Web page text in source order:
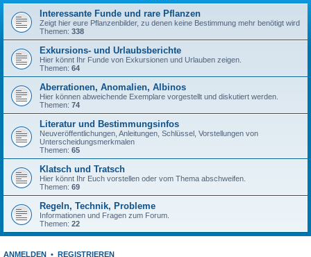
Interessante Funde und rare Pflanzen
Zeigt hier eure Pflanzenbilder, zu denen keine Bestimmung mehr benötigt wird
Themen: 338
Exkursions- und Urlaubsberichte
Hier könnt Ihr Funde von Exkursionen und Urlauben zeigen.
Themen: 64
Aberrationen, Anomalien, Albinos
Hier können abweichende Exemplare vorgestellt und diskutiert werden.
Themen: 74
Literatur und Bestimmungsinfos
Neuveröffentlichungen, Anleitungen, Schlüssel, Vorstellungen von
Unterscheidungsmerkmalen
Themen: 65
Klatsch und Tratsch
Hier könnt Ihr Euch vorstellen oder vom Thema abschweifen.
Themen: 69
Regeln, Technik, Probleme
Informationen und Fragen zum Forum.
Themen: 22
ANMELDEN • REGISTRIEREN